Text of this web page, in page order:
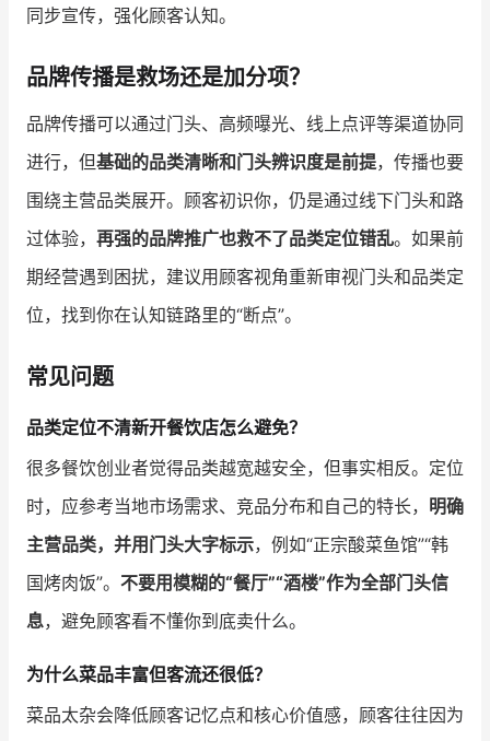
同步宣传，强化顾客认知。
品牌传播是救场还是加分项？
品牌传播可以通过门头、高频曝光、线上点评等渠道协同
进行，但基础的品类清晰和门头辨识度是前提，传播也要
围绕主营品类展开。顾客初识你，仍是通过线下门头和路
过体验， 再强的品牌推广也救不了品类定位错乱。如果前
期经营遇到困扰，建议用顾客视角重新审视门头和品类定
位，找到你在认知链路里的“断点”。
常见问题
品类定位不清新开餐饮店怎么避免？
很多餐饮创业者觉得品类越宽越安全，但事实相反。定位
时，应参考当地市场需求、竞品分布和自己的特长， 明确
主营品类，并用门头大字标示，例如“正宗酸菜鱼馆”“韩
国烤肉饭”。 不要用模糊的“餐厅”“酒楼”作为全部门头信
息，避免顾客看不懂你到底卖什么。
为什么菜品丰富但客流还很低？
菜品太杂会降低顾客记忆点和核心价值感，顾客往往因为